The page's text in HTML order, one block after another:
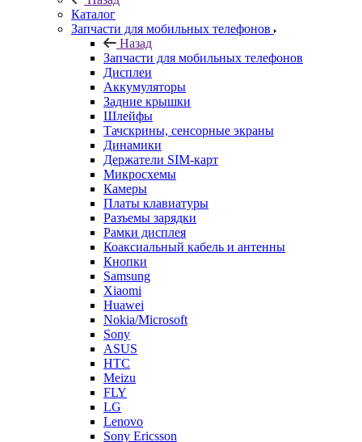
Запчасти для мобильных телефонов
Дисплеи
Аккумуляторы
Задние крышки
Шлейфы
Тачскрины, сенсорные экраны
Динамики
Держатели SIM-карт
Микросхемы
Камеры
Платы клавиатуры
Разъемы зарядки
Рамки дисплея
Коаксиальный кабель и антенны
Кнопки
Samsung
Xiaomi
Huawei
Nokia/Microsoft
Sony
ASUS
HTC
Meizu
FLY
LG
Lenovo
Sony Ericsson
Alcatel
ZTE
Explay